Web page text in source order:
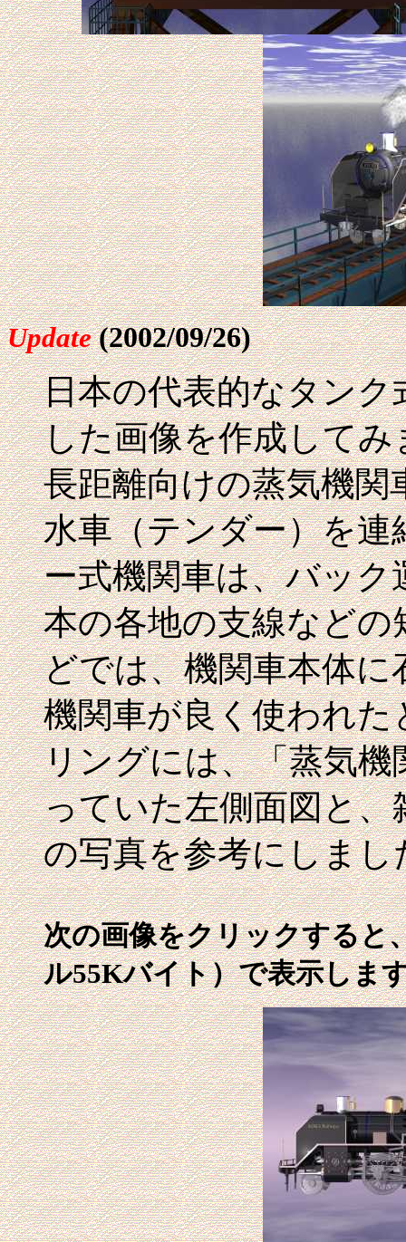
Update (2002/09/26)
日本の代表的なタン
した画像を作成してみ
長距離向けの蒸気機
水車（テンダー）を
ー式機関車は、バッ
本の各地の支線など
どでは、機関車本体
機関車が良く使われ
リングには、「蒸気
っていた左側面図と
の写真を参考にしまし
次の画像をクリックすると
ル55Kバイト）で表示しま